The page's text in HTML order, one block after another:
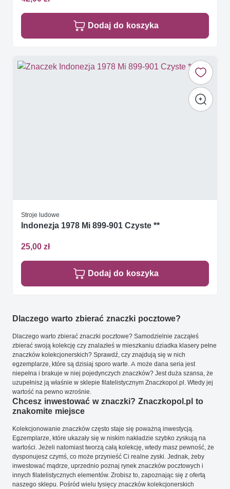
Dodaj do koszyka
Stroje ludowe
Indonezja 1978 Mi 899-901 Czyste **
25,00 zł
Dodaj do koszyka
Dlaczego warto zbierać znaczki pocztowe?
Dlaczego warto zbierać znaczki pocztowe? Samodzielnie zacząłeś
zbierać swoją kolekcję czy znalazłeś w mieszkaniu dziadka klasery pełne
znaczków kolekcjonerskich? Sprawdź, czy znajdują się w nich
egzemplarze, które są dzisiaj sporo warte. A może dana seria jest
niepełna i brakuje w niej pojedynczych znaczków? Jest duża szansa, że
uzupełnisz ją właśnie w sklepie filatelistycznym Znaczkopol.pl. Wtedy jej
wartość na pewno wzrośnie.
Chcesz inwestować w znaczki? Znaczkopol.pl to
znakomite miejsce
Kolekcjonowanie znaczków często staje się poważną inwestycją.
Egzemplarze, które ukazały się w niskim nakładzie szybko zyskują na
wartości. Jeżeli natomiast tworzą całą kolekcję, wtedy masz pewność, że
dysponujesz czymś, co może przynieść Ci realne zyski. Jednak, żeby
inwestować mądrze, uprzednio poznaj rynek znaczków pocztowych i
innych filatelistycznych elementów. Zrobisz to, zapoznając się z ofertą
naszego sklepu. Pośród wielu tysięcy znaczków kolekcjonerskich